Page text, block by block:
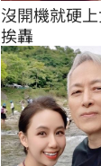
沒開機就硬
挨轟